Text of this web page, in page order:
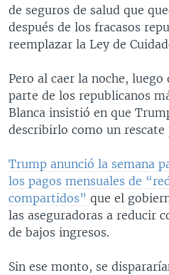
de seguros de salud que
después de los fracasos
reemplazar la Ley de
Pero al caer la noche,
parte de los republicanos
Blanca insistió en que
describirlo como un rescate
Trump anunció la semana
los pagos mensuales de
compartidos” que el
las aseguradoras a reducir
de bajos ingresos.
Sin ese monto, se